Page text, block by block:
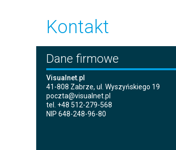
Kontakt
Dane firmowe
Visualnet.pl
41-808 Zabrze, ul. Wyszyńskiego 19
poczta@visualnet.pl
tel. +48 512-279-568
NIP 648-248-96-80